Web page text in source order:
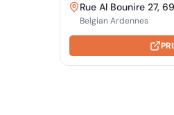
Rue Al Bounire 27,
Belgian Ardennes